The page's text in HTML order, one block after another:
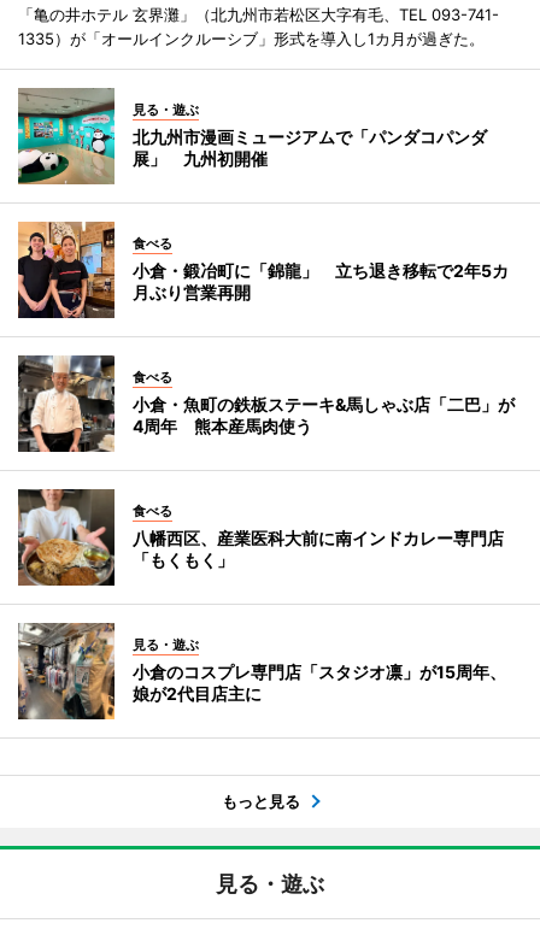
「亀の井ホテル 玄界灘」（北九州市若松区大字有毛、TEL 093-741-
1335）が「オールインクルーシブ」形式を導入し1カ月が過ぎた。
見る・遊ぶ
北九州市漫画ミュージアムで「パンダコパンダ
展」 九州初開催
食べる
小倉・鍛冶町に「錦龍」 立ち退き移転で2年5カ
月ぶり営業再開
食べる
小倉・魚町の鉄板ステーキ&馬しゃぶ店「二巴」が
4周年 熊本産馬肉使う
食べる
八幡西区、産業医科大前に南インドカレー専門店
「もくもく」
見る・遊ぶ
小倉のコスプレ専門店「スタジオ凛」が15周年、
娘が2代目店主に
もっと見る
見る・遊ぶ